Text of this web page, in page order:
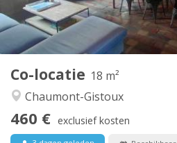
Co-locatie 18 m²
Chaumont-Gistoux
460 € exclusief kosten